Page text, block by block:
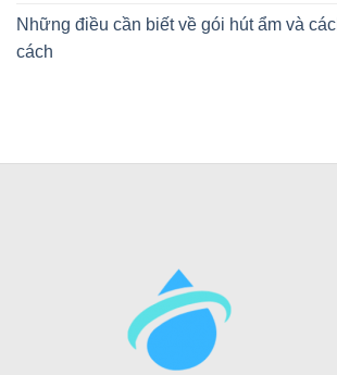
Những điều cần biết về gói hút ẩm và
cách